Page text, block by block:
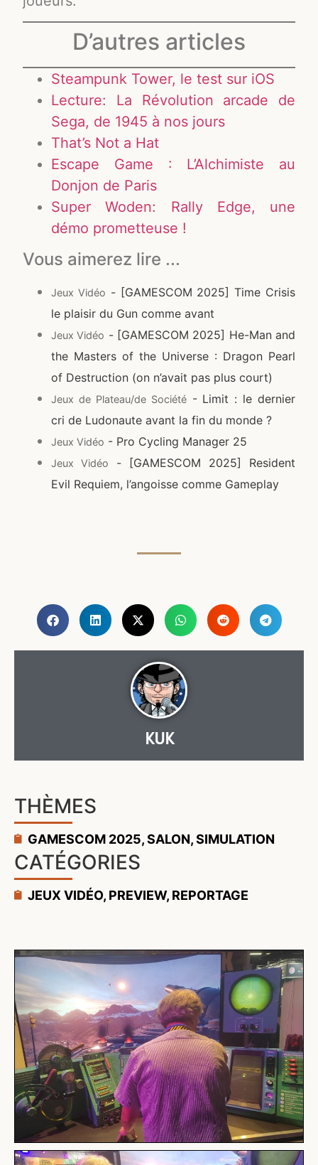
D’autres articles
Steampunk Tower, le test sur iOS
Lecture: La Révolution arcade de
Sega, de 1945 à nos jours
That’s Not a Hat
Escape Game : L’Alchimiste au
Donjon de Paris
Super Woden: Rally Edge, une
démo prometteuse !
Vous aimerez lire ...
Jeux Vidéo - [GAMESCOM 2025] Time Crisis
le plaisir du Gun comme avant
Jeux Vidéo - [GAMESCOM 2025] He-Man and
the Masters of the Universe : Dragon Pearl
of Destruction (on n’avait pas plus court)
Jeux de Plateau/de Société- Limit : le dernier
cri de Ludonaute avant la fin du monde ?
Jeux Vidéo - Pro Cycling Manager 25
Jeux Vidéo
- [GAMESCOM 2025] Resident
Evil Requiem, l’angoisse comme Gameplay
KUK
THÈMES
GAMESCOM 2025,SALON,SIMULATION
CATÉGORIES
JEUX VIDÉO, PREVIEW, REPORTAGE